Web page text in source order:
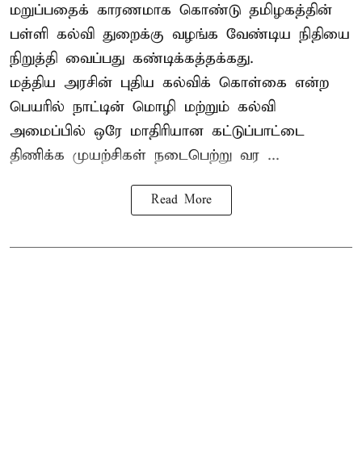
மறுப்பதைக் காரணமாக கொண்டு தமிழகத்தின்
பள்ளி கல்வி துறைக்கு வழங்க வேண்டிய நிதியை
நிறுத்தி வைப்பது கண்டிக்கத்தக்கது.
மத்திய அரசின் புதிய கல்விக் கொள்கை என்ற
பெயரில் நாட்டின் மொழி மற்றும் கல்வி
அமைப்பில் ஒரே மாதிரியான கட்டுப்பாட்டை
திணிக்க முயற்சிகள் நடைபெற்று வர ...
Read More